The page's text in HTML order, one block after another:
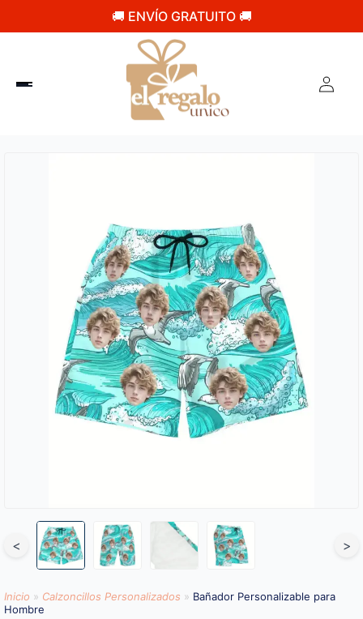
🚚 ENVÍO GRATUITO 🚚
< >
Inicio » Calzoncillos Personalizados » Bañador Personalizable para
Hombre